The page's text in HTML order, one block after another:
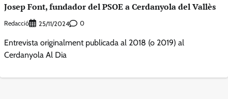
Josep Font, fundador del PSOE a Cerdanyola del Vallès
Redacció 25/11/2024 0
Entrevista originalment publicada al 2018 (o 2019) al
Cerdanyola Al Dia